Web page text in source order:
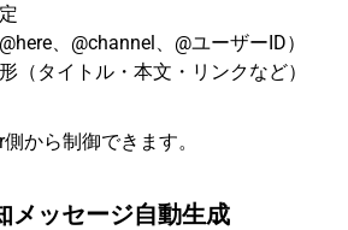
、@channel、@ユーザーID）
（タイトル・本文・リンクなど）
から制御できます。
メッセージ自動生成